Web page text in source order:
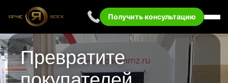
Получить консультацию
Превратите